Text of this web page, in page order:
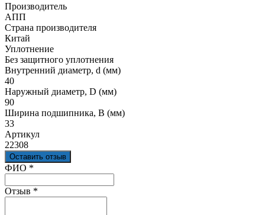
Производитель
АПП
Страна производителя
Китай
Уплотнение
Без защитного уплотнения
Внутренний диаметр, d (мм)
40
Наружный диаметр, D (мм)
90
Ширина подшипника, B (мм)
33
Артикул
22308
Оставить отзыв
Ваш отзыв был отправлен!
ФИО *
Отзыв *